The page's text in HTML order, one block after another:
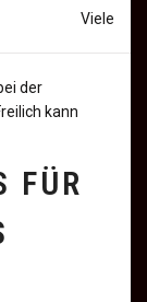
Viele
der
kann
FÜR